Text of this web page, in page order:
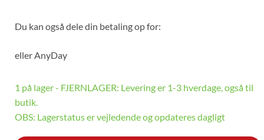
Du kan også dele din betaling op for:
ellerAnyDay
1 på lager - FJERNLAGER: Levering er 1-3 hverdage, også til
butik.
OBS: Lagerstatus er vejledende og opdateres dagligt